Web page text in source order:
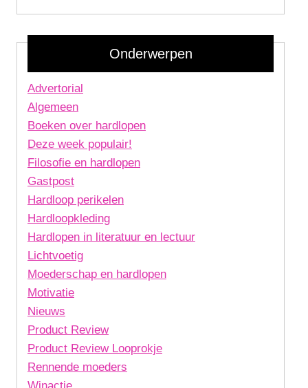
Onderwerpen
Advertorial
Algemeen
Boeken over hardlopen
Deze week populair!
Filosofie en hardlopen
Gastpost
Hardloop perikelen
Hardloopkleding
Hardlopen in literatuur en lectuur
Lichtvoetig
Moederschap en hardlopen
Motivatie
Nieuws
Product Review
Product Review Looprokje
Rennende moeders